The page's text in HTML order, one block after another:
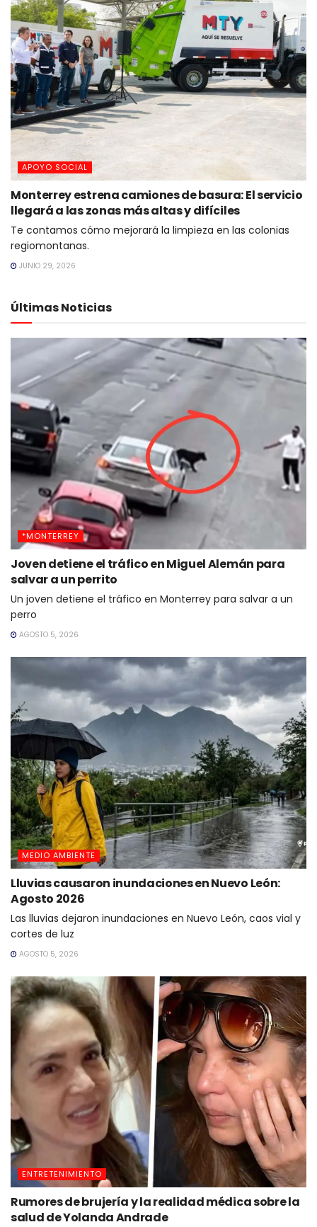
APOYO SOCIAL
Monterrey estrena camiones de basura: El servicio
llegará a las zonas más altas y difíciles
Te contamos cómo mejorará la limpieza en las colonias
regiomontanas.
JUNIO 29, 2026
Últimas Noticias
*MONTERREY
Joven detiene el tráfico en Miguel Alemán para
salvar a un perrito
Un joven detiene el tráfico en Monterrey para salvar a un
perro
AGOSTO 5, 2026
MEDIO AMBIENTE
Lluvias causaron inundaciones en Nuevo León:
Agosto 2026
Las lluvias dejaron inundaciones en Nuevo León, caos vial y
cortes de luz
AGOSTO 5, 2026
ENTRETENIMIENTO
Rumores de brujería y la realidad médica sobre la
salud de Yolanda Andrade